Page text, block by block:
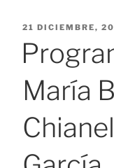
PUBLICADO
21 DICIEMBRE,
María